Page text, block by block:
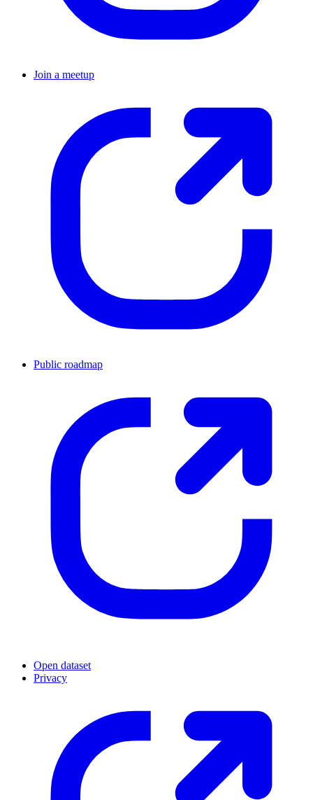
Join a meetup
Public roadmap
Open dataset
Privacy